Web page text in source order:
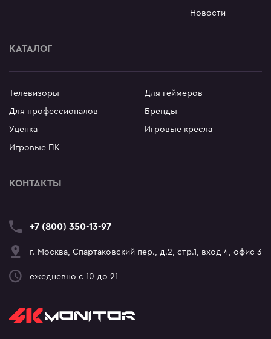
Новости
КАТАЛОГ
Телевизоры
Для геймеров
Для профессионалов
Бренды
Уценка
Игровые кресла
Игровые ПК
КОНТАКТЫ
+7 (800) 350-13-97
г. Москва, Спартаковский пер., д.2, стр.1, вход 4, офис 3
ежедневно с 10 до 21